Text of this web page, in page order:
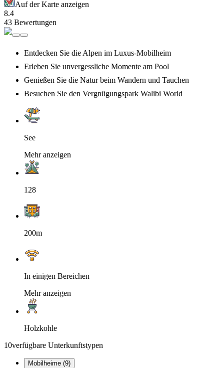
Auf der Karte anzeigen
8.4
43 Bewertungen
Entdecken Sie die Alpen im Luxus-Mobilheim
Erleben Sie unvergessliche Momente am Pool
Genießen Sie die Natur beim Wandern und Tauchen
Besuchen Sie den Vergnügungspark Walibi World
See
Mehr anzeigen
128
200m
In einigen Bereichen
Mehr anzeigen
Holzkohle
10verfügbare Unterkunftstypen
Mobilheime (9)